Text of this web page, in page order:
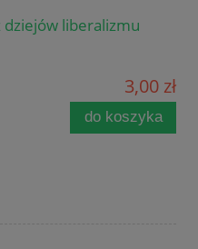
dziejów liberalizmu
3,00 zł
do koszyka